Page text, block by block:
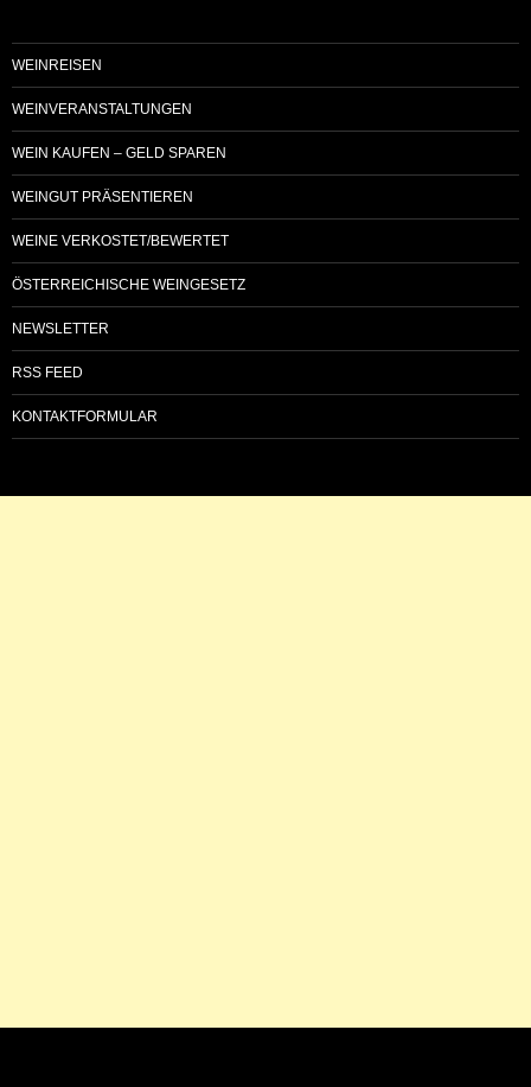
WEINREISEN
WEINVERANSTALTUNGEN
WEIN KAUFEN – GELD SPAREN
WEINGUT PRÄSENTIEREN
WEINE VERKOSTET/BEWERTET
ÖSTERREICHISCHE WEINGESETZ
NEWSLETTER
RSS FEED
KONTAKTFORMULAR